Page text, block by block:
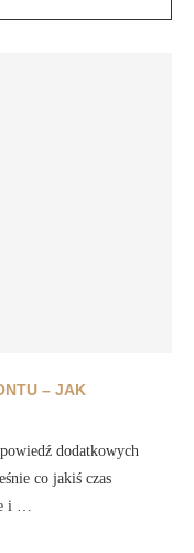
– JAK
dodatkowych
co jakiś czas
i …